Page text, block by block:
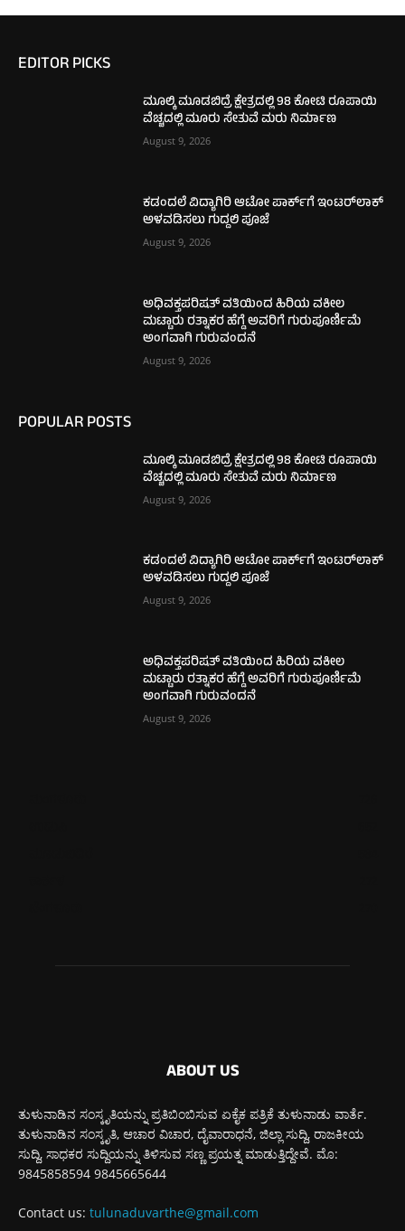
EDITOR PICKS
ಮೂಲ್ಕಿ ಮೂಡಬಿದ್ರೆ ಕ್ಷೇತ್ರದಲ್ಲಿ 98 ಕೋಟಿ ರೂಪಾಯಿ
ವೆಚ್ಚದಲ್ಲಿ ಮೂರು ಸೇತುವೆ ಮರು ನಿರ್ಮಾಣ
August 9, 2026
ಕಡಂದಲೆ ವಿದ್ಯಾಗಿರಿ ಆಟೋ ಪಾರ್ಕ್‌ಗೆ ಇಂಟರ್‌ಲಾಕ್
ಅಳವಡಿಸಲು ಗುದ್ದಲಿ ಪೂಜೆ
August 9, 2026
ಅಧಿವಕ್ತಪರಿಷತ್ ವತಿಯಿಂದ ಹಿರಿಯ ವಕೀಲ
ಮಟ್ಟಾರು ರತ್ನಾಕರ ಹೆಗ್ಡೆ ಅವರಿಗೆ ಗುರುಪೂರ್ಣಿಮೆ
ಅಂಗವಾಗಿ ಗುರುವಂದನೆ
August 9, 2026
POPULAR POSTS
ಮೂಲ್ಕಿ ಮೂಡಬಿದ್ರೆ ಕ್ಷೇತ್ರದಲ್ಲಿ 98 ಕೋಟಿ ರೂಪಾಯಿ
ವೆಚ್ಚದಲ್ಲಿ ಮೂರು ಸೇತುವೆ ಮರು ನಿರ್ಮಾಣ
August 9, 2026
ಕಡಂದಲೆ ವಿದ್ಯಾಗಿರಿ ಆಟೋ ಪಾರ್ಕ್‌ಗೆ ಇಂಟರ್‌ಲಾಕ್
ಅಳವಡಿಸಲು ಗುದ್ದಲಿ ಪೂಜೆ
August 9, 2026
ಅಧಿವಕ್ತಪರಿಷತ್ ವತಿಯಿಂದ ಹಿರಿಯ ವಕೀಲ
ಮಟ್ಟಾರು ರತ್ನಾಕರ ಹೆಗ್ಡೆ ಅವರಿಗೆ ಗುರುಪೂರ್ಣಿಮೆ
ಅಂಗವಾಗಿ ಗುರುವಂದನೆ
August 9, 2026
ABOUT US
ತುಳುನಾಡಿನ ಸಂಸ್ಕೃತಿಯನ್ನು ಪ್ರತಿಬಿಂಬಿಸುವ ಏಕೈಕ ಪತ್ರಿಕೆ ತುಳುನಾಡು ವಾರ್ತೆ.
ತುಳುನಾಡಿನ ಸಂಸ್ಕೃತಿ, ಆಚಾರ ವಿಚಾರ, ದೈವಾರಾಧನೆ, ಜಿಲ್ಲಾ ಸುದ್ದಿ, ರಾಜಕೀಯ
ಸುದ್ದಿ, ಸಾಧಕರ ಸುದ್ದಿಯನ್ನು ತಿಳಿಸುವ ಸಣ್ಣ ಪ್ರಯತ್ನ ಮಾಡುತ್ತಿದ್ದೇವೆ. ಮೊ:
9845858594 9845665644
Contact us: tulunaduvarthe@gmail.com